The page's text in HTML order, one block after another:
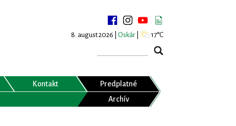
8. august 2026 | Oskár 17°C
Kontakt
Predplatné
Archív